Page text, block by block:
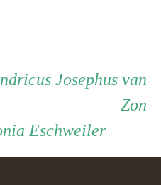
Josephus van
Zon
Eschweiler